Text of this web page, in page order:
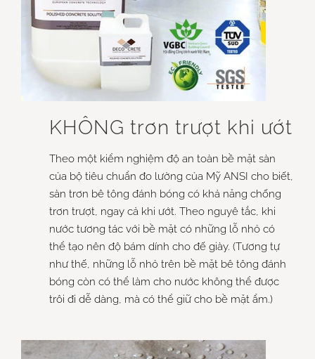
KHÔNG trơn trượt khi ướt
Theo một kiểm nghiệm độ an toàn bề mặt sàn
của bộ tiêu chuẩn đo lường của Mỹ ANSI cho biết,
sàn trơn bê tông đánh bóng có khả năng chống
trơn trượt, ngay cả khi ướt. Theo nguyê tắc, khi
nước tương tác với bề mặt có những lỗ nhỏ có
thể tạo nên độ bám dính cho đế giày. (Tương tự
như thế, những lỗ nhỏ trên bề mặt bê tông đánh
bóng còn có thể làm cho nước không thể được
trôi đi dễ dàng, mà có thể giữ cho bề mặt ẩm.)